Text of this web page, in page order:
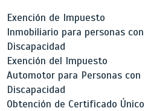
Exención de Impuesto
Inmobiliario para personas con
Discapacidad
Exención del Impuesto
Automotor para Personas con
Discapacidad
Obtención de Certificado Único